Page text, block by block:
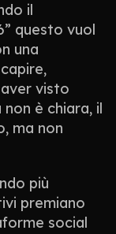
il
questo vuol
una
visto
è chiara, il
ma non
più
premiano
social